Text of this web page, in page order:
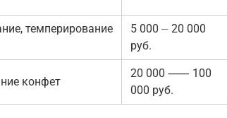
темперирование
5 000 ⏤ 20 000
руб.
конфет
20 000 ⸺ 100
000 руб.